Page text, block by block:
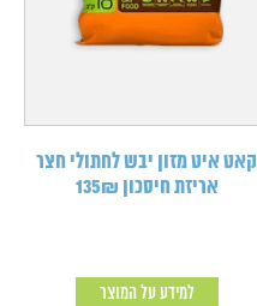
קאט איט מזון יבש לחתולי חצר
אריזת חיסכון 135₪
למידע על המוצר